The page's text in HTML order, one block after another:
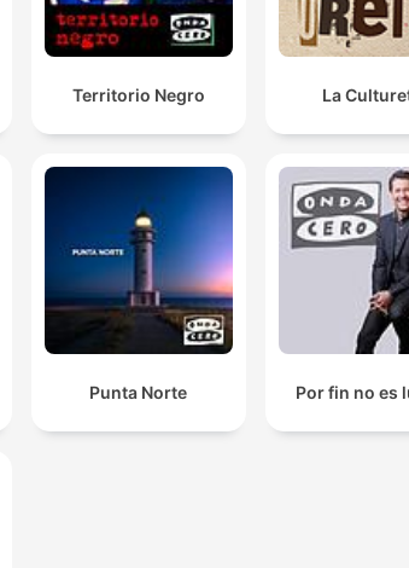
Territorio Negro La
Punta Norte Por fin no es